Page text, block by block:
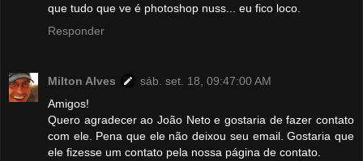
que tudo que ve é photoshop nuss... eu fico loco.
Responder
Milton Alves
sáb. set. 18, 09:47:00 AM
Amigos!
Quero agradecer ao João Neto e gostaria de fazer contato
com ele. Pena que ele não deixou seu email. Gostaria que
ele fizesse um contato pela nossa página de contato.